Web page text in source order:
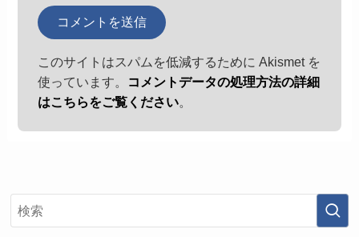
このサイトはスパムを低減するために Akismet を
使っています。
コメントデータの処理方法の詳細
はこちらをご覧ください。